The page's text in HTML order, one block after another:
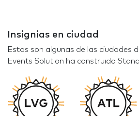
Insignias en ciudad
Estas son algunas de las ciudades
Events Solution ha construido